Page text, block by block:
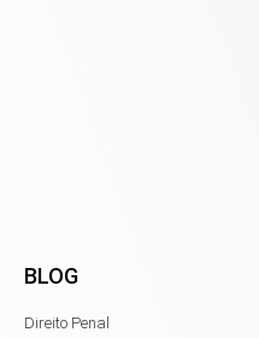
BLOG
Direito Penal